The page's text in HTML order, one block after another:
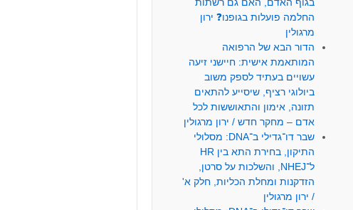
החלמה פועלות בגופנו❓ ירון
מרגולין
הדור הבא של הרפואה
המותאמת אישית: חיישני זיעה
עשויים בעתיד לספק משוב
ביולוגי רציף, שיסייע להתאים
תזונה, אימון והתאוששות לכל
אדם – מחקר חדש / ירון מרגולין
שבר דו־גדילי ב־DNA: מסלולי
התיקון, בחירת התא בין HR
ל־NHEJ, והשלכות על סרטן,
הזדקנות ומחלת הכליות, חלק א'
/ ירון מרגולין